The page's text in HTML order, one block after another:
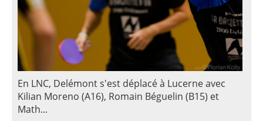
En LNC, Delémont s'est déplacé à Lucerne avec
Kilian Moreno (A16), Romain Béguelin (B15) et
Math...